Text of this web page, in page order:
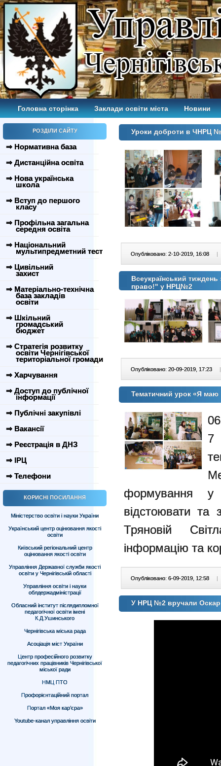
Головна сторінка Заклади освіти міста Новини
РОЗДІЛИ САЙТУ
⇒ Нормативна база
⇒ Дистанційна освіта
⇒ Нова українська
школа
⇒ Вступ до першого
класу
⇒ Профільна загальна
середня освіта
⇒ Національний
мультипредметний тест
⇒ Цивільний
захист
⇒ Матеріально-технічна
база закладів
освіти
⇒ Шкільний
громадський
бюджет
⇒ Стратегія розвитку
освіти Чернігівської
територіальної громади
⇒ Харчування
⇒ Доступ до публічної
інформації
⇒ Публічні закупівлі
⇒ Вакансії
⇒ Реєстрація в ДНЗ
⇒ ІРЦ
⇒ Телефони
КОРИСНІ ПОСИЛАННЯ
Міністерство освіти і науки України
Український центр оцінювання якості
освіти
Київський регіональний центр
оцінювання якості освіти
Управління Державної служби якості
освіти у Чернігівській області
Управління освіти і науки
облдержадміністрації
Обласний інститут післядипломної
педагогічної освіти імені
К.Д.Ушинського
Чернігівська міська рада
Асоціація міст України
Центр професійного розвитку
педагогічних працівників Чернігівської
міської ради
НМЦ ПТО
Профорієнтаційний портал
Портал «Моя кар’єра»
Youtube-канал управління освіти
Уроки доброти в ЧНРЦ
Опубліковано: 2-10-2019, 16:08 |
Всеукраїнський тиждень
право!" у НРЦ№2
Опубліковано: 20-09-2019, 17:23 |
Тематичний урок «Я
7
формування
відстоювати та
Тряновій
інформацію та
Опубліковано: 6-09-2019, 12:58 |
У НРЦ №2 вручали Оскар